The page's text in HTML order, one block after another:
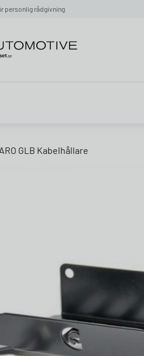
personlig rådgivning
GLB Kabelhållare